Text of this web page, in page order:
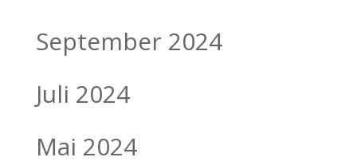
September 2024
Juli 2024
Mai 2024